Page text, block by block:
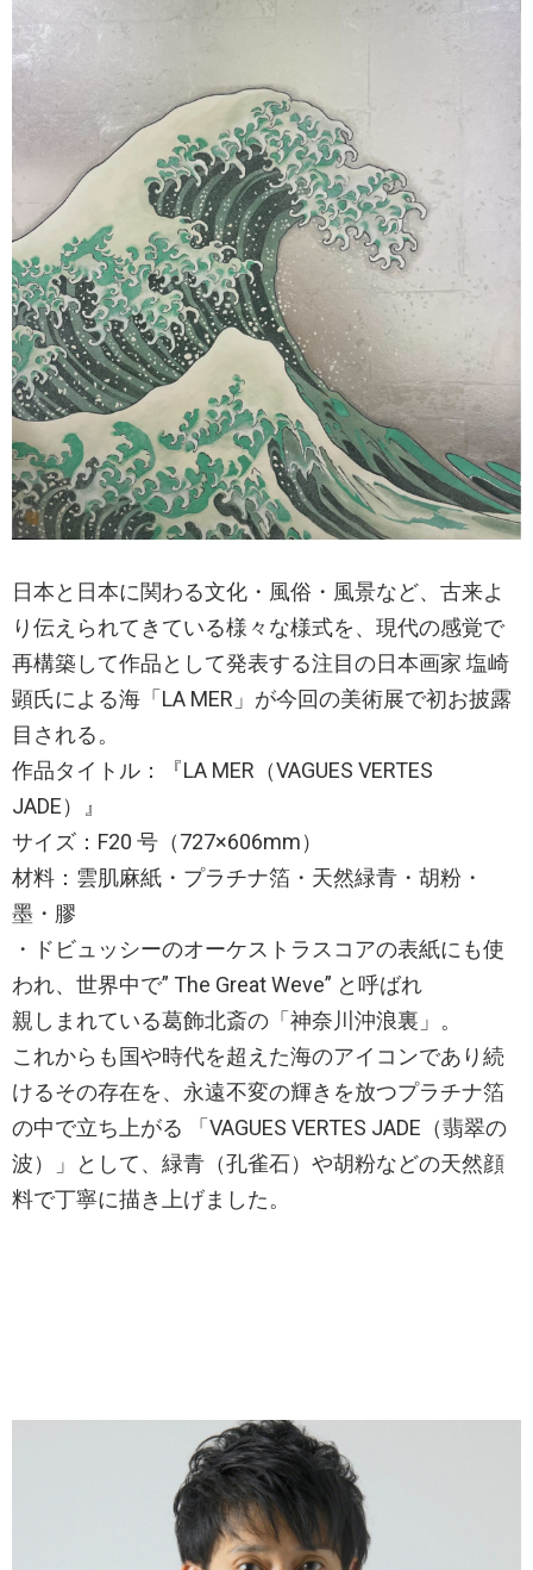
日本と日本に関わる文化・風俗・風景など、古来よ
り伝えられてきている様々な様式を、現代の感覚で
再構築して作品として発表する注目の日本画家 塩崎
顕氏による海「LA MER」が今回の美術展で初お披露
目される。
作品タイトル：『LA MER（VAGUES VERTES
JADE）』
サイズ：F20 号（727×606mm）
材料：雲肌麻紙・プラチナ箔・天然緑青・胡粉・
墨・膠
・ドビュッシーのオーケストラスコアの表紙にも使
われ、世界中で” The Great Weve” と呼ばれ
親しまれている葛飾北斎の「神奈川沖浪裏」。
これからも国や時代を超えた海のアイコンであり続
けるその存在を、永遠不変の輝きを放つプラチナ箔
の中で立ち上がる 「VAGUES VERTES JADE（翡翠の
波）」として、緑青（孔雀石）や胡粉などの天然顔
料で丁寧に描き上げました。